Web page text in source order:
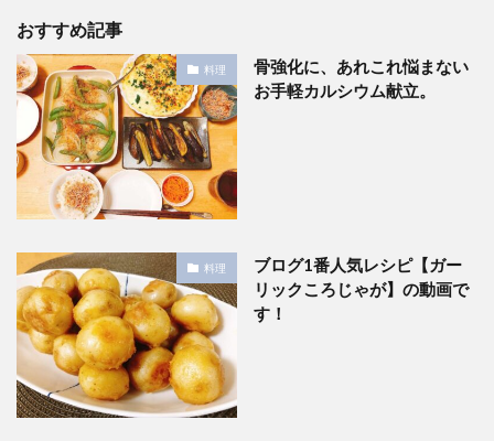
おすすめ記事
料理
骨強化に、あれこれ悩まない
お手軽カルシウム献立。
料理
ブログ1番人気レシピ【ガー
リックころじゃが】の動画で
す！